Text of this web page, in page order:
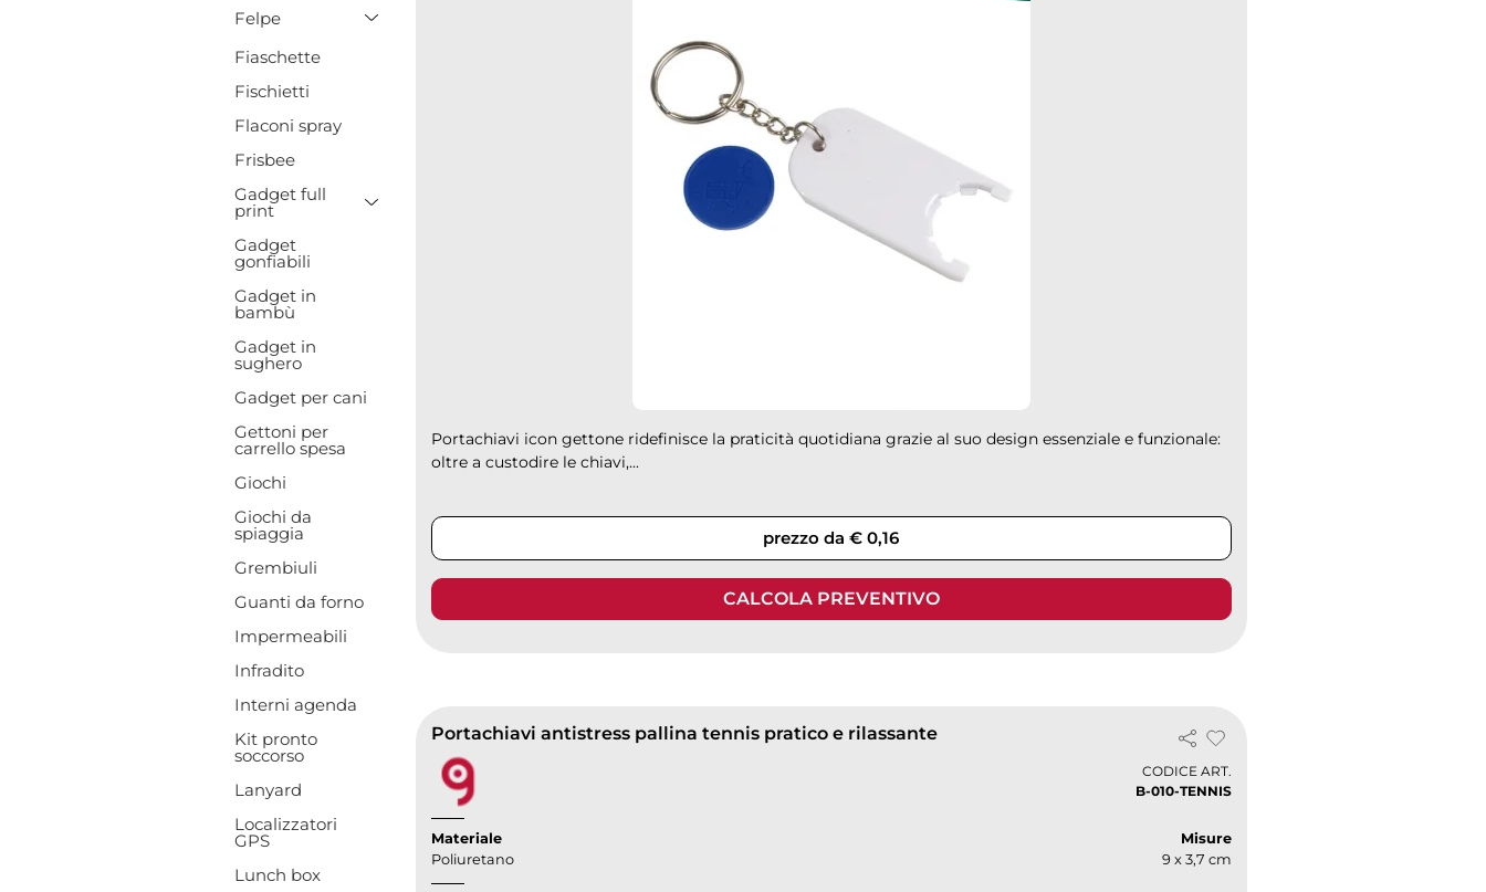
Felpe
Toggle Dropdown
Fiaschette
Fischietti
Flaconi spray
Frisbee
Gadget full
print
Toggle Dropdown
Gadget
gonfiabili
Gadget in
bambù
Gadget in
sughero
Gadget per cani
Gettoni per
carrello spesa
Giochi
Giochi da
spiaggia
Grembiuli
Guanti da forno
Impermeabili
Infradito
Interni agenda
Kit pronto
soccorso
Lanyard
Localizzatori
GPS
Lunch box
Portachiavi icon gettone ridefinisce la praticità quotidiana grazie al suo design essenziale e funzionale:
oltre a custodire le chiavi,...
prezzo da € 0,16
CALCOLA PREVENTIVO
Portachiavi antistress pallina tennis pratico e rilassante
CODICE ART.
B-010-TENNIS
Materiale
Poliuretano
Misure
9 x 3,7 cm